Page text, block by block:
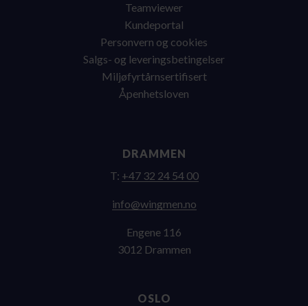
Teamviewer
Kundeportal
Personvern og cookies
Salgs- og leveringsbetingelser
Miljøfyrtårnsertifisert
Åpenhetsloven
DRAMMEN
T: +47 32 24 54 00
on.nemgniw@ofni
Engene 116
3012 Drammen
OSLO